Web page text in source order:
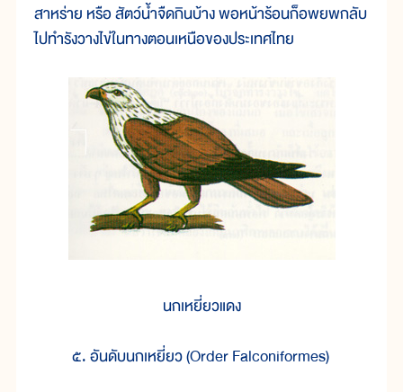
สาหร่าย หรือ สัตว์น้ำจืดกินบ้าง พอหน้าร้อนก็อพยพกลับ
ไปทำรังวางไข่ในทางตอนเหนือของประเทศไทย
นกเหยี่ยวแดง
๕. อันดับนกเหยี่ยว (Order Falconiformes)